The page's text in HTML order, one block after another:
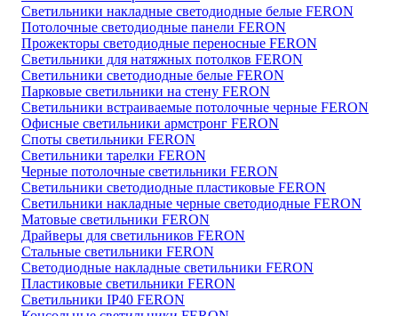
Светильники накладные светодиодные белые FERON
Потолочные светодиодные панели FERON
Прожекторы светодиодные переносные FERON
Светильники для натяжных потолков FERON
Светильники светодиодные белые FERON
Парковые светильники на стену FERON
Светильники встраиваемые потолочные черные FERON
Офисные светильники армстронг FERON
Споты светильники FERON
Светильники тарелки FERON
Черные потолочные светильники FERON
Светильники светодиодные пластиковые FERON
Светильники накладные черные светодиодные FERON
Матовые светильники FERON
Драйверы для светильников FERON
Стальные светильники FERON
Светодиодные накладные светильники FERON
Пластиковые светильники FERON
Светильники IP40 FERON